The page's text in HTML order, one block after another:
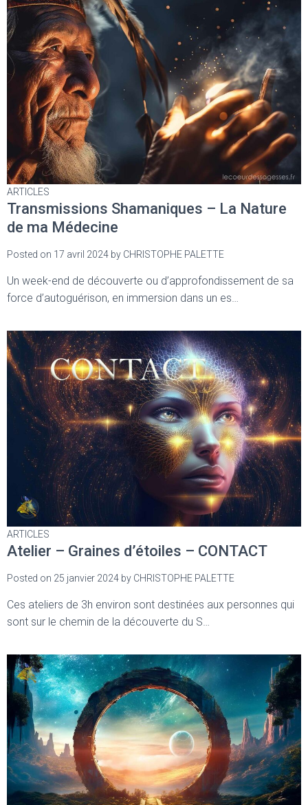
ARTICLES
Transmissions Shamaniques – La Nature
de ma Médecine
Posted on 17 avril 2024 by CHRISTOPHE PALETTE
Un week-end de découverte ou d’approfondissement de sa
force d’autoguérison, en immersion dans un es…
ARTICLES
Atelier – Graines d’étoiles – CONTACT
Posted on 25 janvier 2024 by CHRISTOPHE PALETTE
Ces ateliers de 3h environ sont destinées aux personnes qui
sont sur le chemin de la découverte du S…